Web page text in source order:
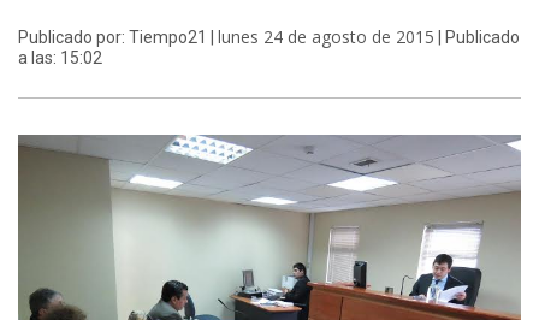
Publicado por: Tiempo21 | lunes 24 de agosto de 2015 | Publicado
a las: 15:02